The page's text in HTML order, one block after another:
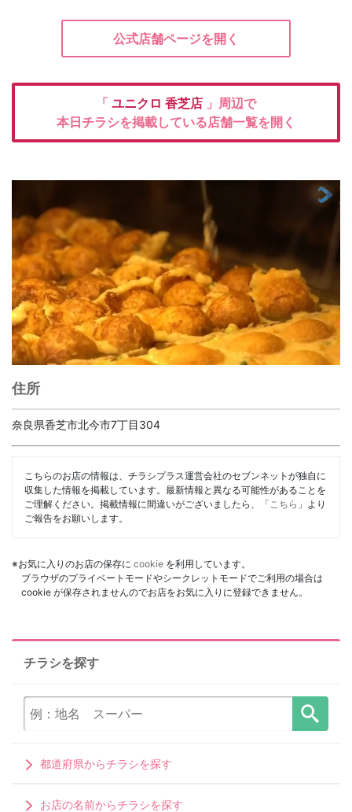
公式店舗ページを開く
「 ユニクロ 香芝店 」周辺で
本日チラシを掲載している店舗一覧を開く
住所
奈良県香芝市北今市7丁目304
こちらのお店の情報は、チラシプラス運営会社のセブンネットが独自に
収集した情報を掲載しています。最新情報と異なる可能性があることを
ご理解ください。掲載情報に間違いがございましたら、「 こちら 」より
ご報告をお願いします。
※お気に入りのお店の保存に cookie を利用しています。
ブラウザのプライベートモードやシークレットモードでご利用の場合は
cookie が保存されませんのでお店をお気に入りに登録できません。
チラシを探す
都道府県からチラシを探す
お店の名前からチラシを探す